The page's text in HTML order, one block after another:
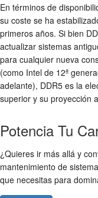
En términos de
su coste se ha
primeros años. Si bien
actualizar sistemas
para cualquier nueva
(como Intel de 12ª
adelante), DDR5 es la
superior y su proyección
Potencia Tu
¿Quieres ir más allá y
mantenimiento de
que necesitas para